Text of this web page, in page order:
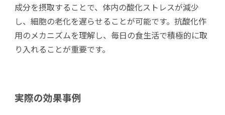
成分を摂取することで、体内の酸化ストレスが減少
し、細胞の老化を遅らせることが可能です。抗酸化作
用のメカニズムを理解し、毎日の食生活で積極的に取
り入れることが重要です。
実際の効果事例